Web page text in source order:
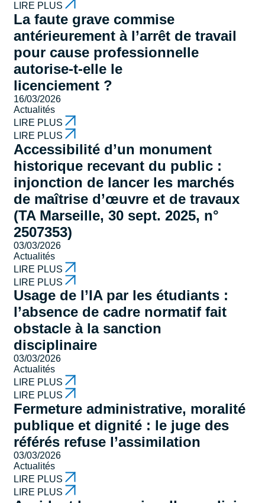
LIRE PLUS
La faute grave commise
antérieurement à l’arrêt de travail
pour cause professionnelle
autorise-t-elle le
licenciement ?
16/03/2026
Actualités
LIRE PLUS
LIRE PLUS
Accessibilité d’un monument
historique recevant du public :
injonction de lancer les marchés
de maîtrise d’œuvre et de travaux
(TA Marseille, 30 sept. 2025, n°
2507353)
03/03/2026
Actualités
LIRE PLUS
LIRE PLUS
Usage de l’IA par les étudiants :
l’absence de cadre normatif fait
obstacle à la sanction
disciplinaire
03/03/2026
Actualités
LIRE PLUS
LIRE PLUS
Fermeture administrative, moralité
publique et dignité : le juge des
référés refuse l’assimilation
03/03/2026
Actualités
LIRE PLUS
LIRE PLUS